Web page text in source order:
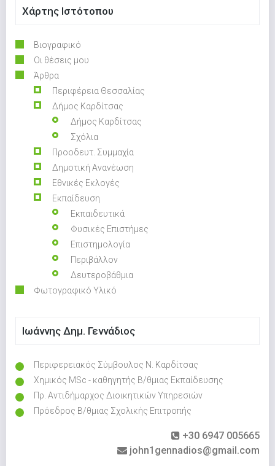
Χάρτης Ιστότοπου
Βιογραφικό
Οι θέσεις μου
Άρθρα
Περιφέρεια Θεσσαλίας
Δήμος Καρδίτσας
Δήμος Καρδίτσας
Σχόλια
Προοδευτ. Συμμαχία
Δημοτική Ανανέωση
Εθνικές Εκλογές
Εκπαίδευση
Εκπαιδευτικά
Φυσικές Επιστήμες
Επιστημολογία
Περιβάλλον
Δευτεροβάθμια
Φωτογραφικό Υλικό
Ιωάννης Δημ. Γεννάδιος
Περιφερειακός Σύμβουλος Ν. Καρδίτσας
Χημικός MSc - καθηγητής Β/θμιας Εκπαίδευσης
Πρ. Αντιδήμαρχος Διοικητικών Υπηρεσιών
Πρόεδρος Β/θμιας Σχολικής Επιτροπής
+30 6947 005665
john1gennadios@gmail.com